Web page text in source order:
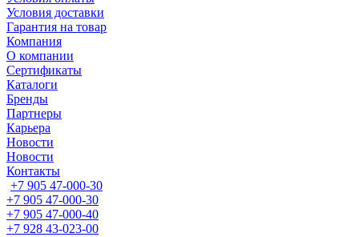
Условия доставки
Гарантия на товар
Компания
О компании
Сертификаты
Каталоги
Бренды
Партнеры
Карьера
Новости
Новости
Контакты
+7 905 47-000-30
+7 905 47-000-30
+7 905 47-000-40
+7 928 43-023-00